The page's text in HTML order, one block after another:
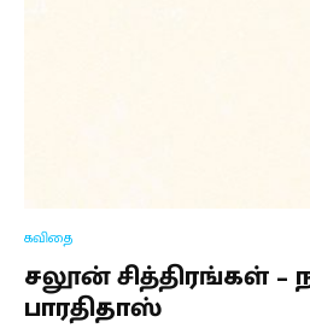
கவிதை
சலூன் சித்திரங்கள் –
பாரதிதாஸ்